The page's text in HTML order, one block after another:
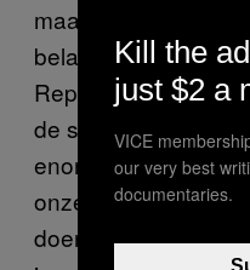
maar naar hoeveel
belangen in hebben
Republikeinen
de situatie op te
enorme angst
onzekerheid”, zoals
doen. Ze geven
Kill the
just $2 a
VICE
our very best
documentaries.